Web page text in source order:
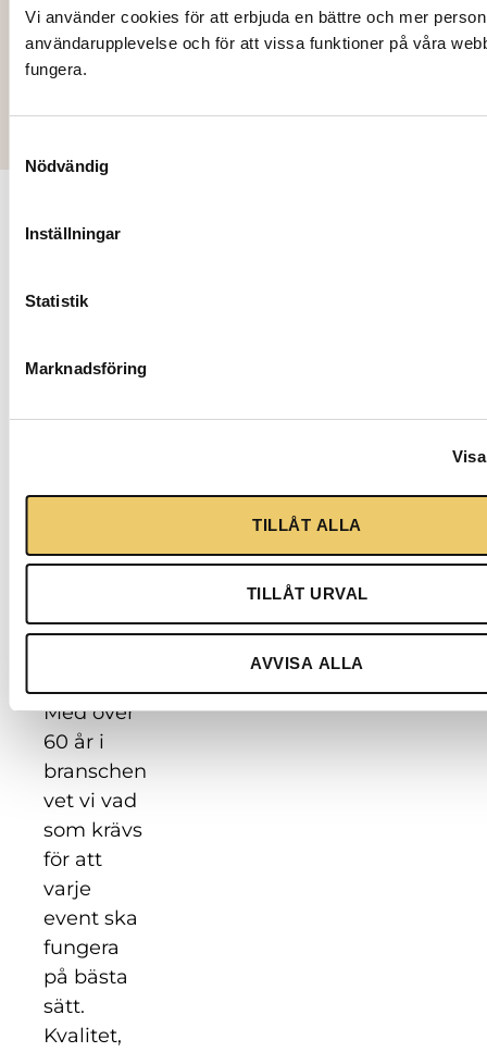
Vi använder cookies för att erbjuda en bättre och mer
användarupplevelse och för att vissa funktioner på våra
fungera.
Nödvändig
Inställningar
Statistik
Marknadsföring
TILLÅT ALLA
TILLÅT URVAL
AVVISA ALLA
Lägg till i varukorg
att
utveckla
utrustningen
till alla
hela
Med över
60 år i
branschen
vet vi vad
som krävs
för att
varje
event ska
fungera
på bästa
sätt.
Kvalitet,
Malmö
Bjurögatan
46
Tel: 040
49 74 00